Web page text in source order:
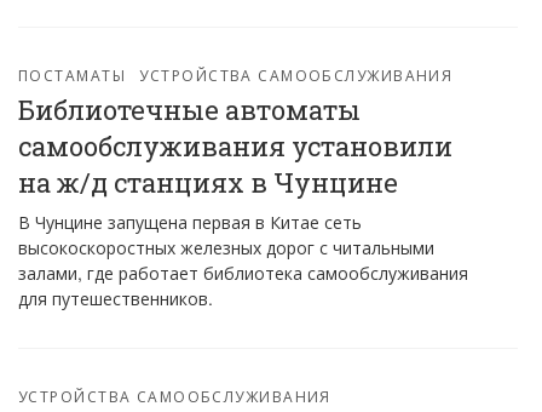
ПОСТАМАТЫ УСТРОЙСТВА САМООБСЛУЖИВАНИЯ
Библиотечные автоматы
самообслуживания установили
на ж/д станциях в Чунцине
В Чунцине запущена первая в Китае сеть
высокоскоростных железных дорог с читальными
залами, где работает библиотека самообслуживания
для путешественников.
УСТРОЙСТВА САМООБСЛУЖИВАНИЯ